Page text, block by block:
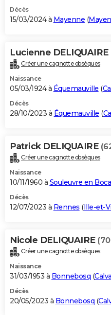
Décès
15/03/2024 à Mayenne (
Lucienne DELIQUAIRE
Créer une cagnotte obsèques
Naissance
05/03/1924 à Équemauville (
Décès
28/10/2023 à Équemauville (
Patrick DELIQUAIRE
Créer une cagnotte obsèques
Naissance
10/11/1960 à Souleuvre en
Décès
12/07/2023 à Rennes (Ille-et-
Nicole DELIQUAIRE
Créer une cagnotte obsèques
Naissance
31/03/1953 à Bonnebosq (
Décès
20/05/2023 à Bonnebosq (